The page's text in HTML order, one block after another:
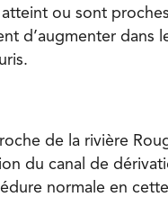
ou sont
d’augmenter dans
de la rivière
du canal de
normale en